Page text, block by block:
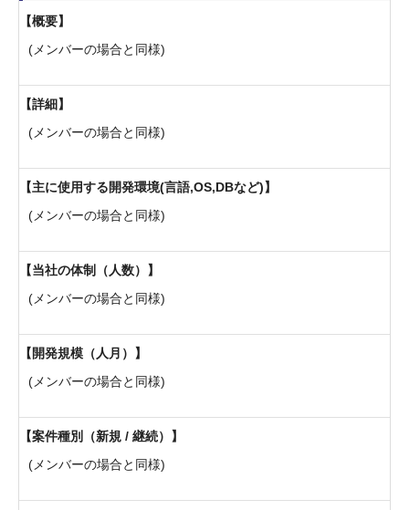
概要
(メンバーの場合と同様)
詳細
(メンバーの場合と同様)
主に使用する開発環境(言語,OS,DBなど)
(メンバーの場合と同様)
当社の体制（人数）
(メンバーの場合と同様)
開発規模（人月）
(メンバーの場合と同様)
案件種別（新規 / 継続）
(メンバーの場合と同様)